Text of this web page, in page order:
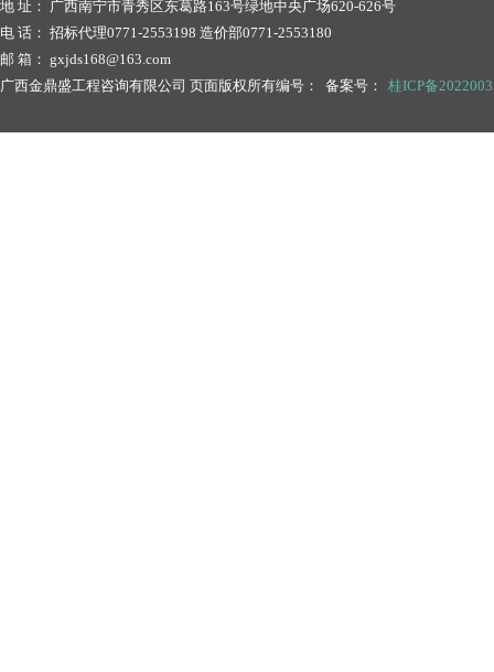
地 址： 广西南宁市青秀区东葛路163号绿地中央广场620-626号
电 话： 招标代理0771-2553198 造价部0771-2553180
邮 箱： gxjds168@163.com
广西金鼎盛工程咨询有限公司 页面版权所有编号： 备案号：
桂ICP备